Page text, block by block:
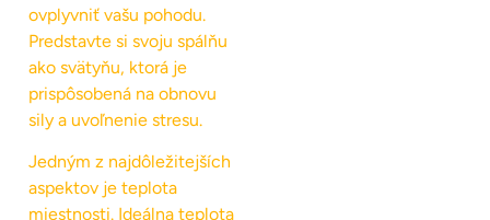
ovplyvniť vašu pohodu.
Predstavte si svoju spálňu
ako svätyňu, ktorá je
prispôsobená na obnovu
sily a uvoľnenie stresu.
Jedným z najdôležitejších
aspektov je teplota
miestnosti. Ideálna teplota